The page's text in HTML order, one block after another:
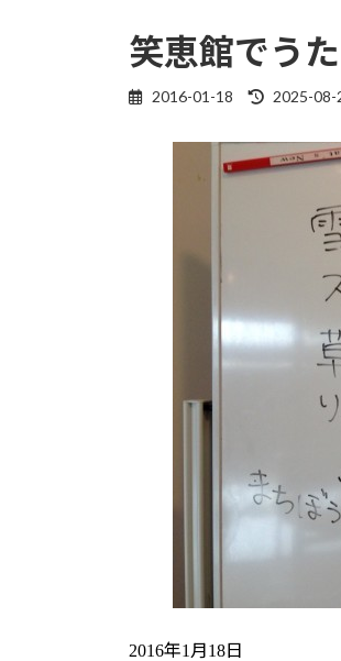
笑恵館でう
2016-01-18
最
更
新
2025-08-
2016年1 月18日